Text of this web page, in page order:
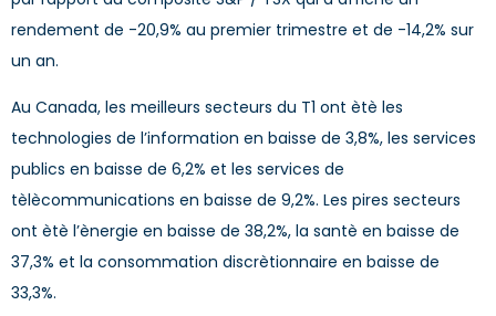
rendement de -20,9% au premier trimestre et de -14,2% sur
un an.
Au Canada, les meilleurs secteurs du T1 ont ètè les
technologies de l’information en baisse de 3,8%, les services
publics en baisse de 6,2% et les services de
tèlècommunications en baisse de 9,2%. Les pires secteurs
ont ètè l’ènergie en baisse de 38,2%, la santè en baisse de
37,3% et la consommation discrètionnaire en baisse de
33,3%.